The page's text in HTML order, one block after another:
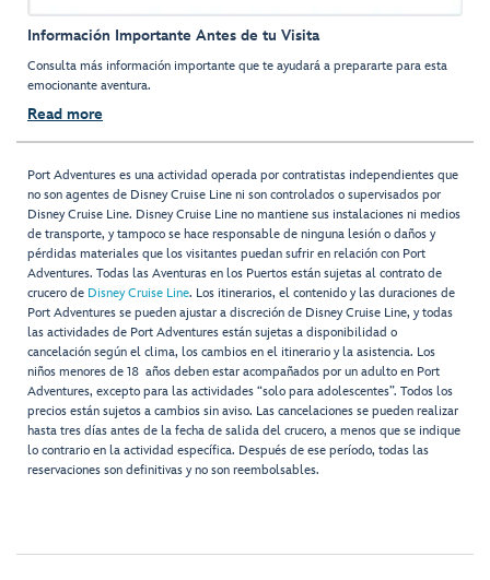
Información Importante Antes de tu Visita
Consulta más información importante que te ayudará a prepararte para esta
emocionante aventura.
Read more
Port Adventures es una actividad operada por contratistas independientes que
no son agentes de Disney Cruise Line ni son controlados o supervisados por
Disney Cruise Line. Disney Cruise Line no mantiene sus instalaciones ni medios
de transporte, y tampoco se hace responsable de ninguna lesión o daños y
pérdidas materiales que los visitantes puedan sufrir en relación con Port
Adventures. Todas las Aventuras en los Puertos están sujetas al contrato de
crucero de Disney Cruise Line. Los itinerarios, el contenido y las duraciones de
Port Adventures se pueden ajustar a discreción de Disney Cruise Line, y todas
las actividades de Port Adventures están sujetas a disponibilidad o
cancelación según el clima, los cambios en el itinerario y la asistencia. Los
niños menores de 18 años deben estar acompañados por un adulto en Port
Adventures, excepto para las actividades “solo para adolescentes”. Todos los
precios están sujetos a cambios sin aviso. Las cancelaciones se pueden realizar
hasta tres días antes de la fecha de salida del crucero, a menos que se indique
lo contrario en la actividad específica. Después de ese período, todas las
reservaciones son definitivas y no son reembolsables.